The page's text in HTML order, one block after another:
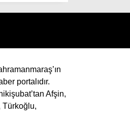
portalıdır.
Afşin,
Türkoğlu,